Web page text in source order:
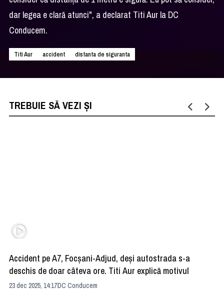
dar legea e clară atunci", a declarat Titi Aur la DC
Conducem.
Titi Aur accident distanta de siguranta
TREBUIE SĂ VEZI ȘI
Accident pe A7, Focşani-Adjud, deşi autostrada s-a
deschis de doar câteva ore. Titi Aur explică motivul
23 dec 2025, 14:17DC Conducem